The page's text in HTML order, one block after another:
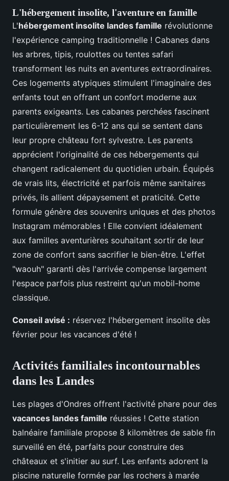
L'hébergement insolite, l'aventure en famille
L'hébergement insolite landes famille révolutionne
l'expérience camping traditionnelle ! Cabanes dans
les arbres, tipis, roulottes ou tentes safari
transforment les nuits en aventures extraordinaires.
Ces logements atypiques stimulent l'imaginaire des
enfants tout en offrant un confort moderne aux
parents exigeants. Les cabanes perchées fascinent
particulièrement les 6-12 ans qui se sentent dans
leur propre château fort sylvestre. Les parents
apprécient l'originalité de ces hébergements qui
changent radicalement du quotidien urbain. Équipés
de vrais lits, électricité et parfois même sanitaires
privés, ils allient dépaysement et praticité. Cette
formule génère des souvenirs uniques et des photos
Instagram mémorables ! Elle convient idéalement
aux familles aventurières souhaitant sortir de leur
zone de confort sans sacrifier le bien-être. L'effet
"waouh" garanti dès l'arrivée compense largement
l'espace parfois plus restreint qu'un mobil-home
classique.
Conseil avisé : réservez l'hébergement insolite dès
février pour les vacances d'été !
Activités familiales incontournables
dans les Landes
Les plages d'Ondres offrent l'activité phare pour des
vacances landes famille réussies ! Cette station
balnéaire familiale propose 8 kilomètres de sable fin
surveillé en été, parfaits pour construire des
châteaux et s'initier au surf. Les enfants adorent la
piscine naturelle formée par les rochers à marée